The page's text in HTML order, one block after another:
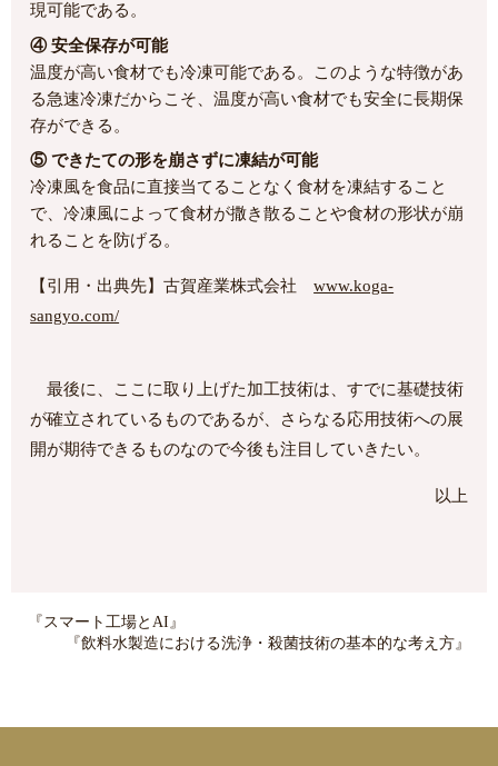
現可能である。
④ 安全保存が可能
温度が高い食材でも冷凍可能である。このような特徴があ
る急速冷凍だからこそ、温度が高い食材でも安全に長期保
存ができる。
⑤ できたての形を崩さずに凍結が可能
冷凍風を食品に直接当てることなく食材を凍結すること
で、冷凍風によって食材が撒き散ることや食材の形状が崩
れることを防げる。
【引用・出典先】古賀産業株式会社www.koga-
sangyo.com/
最後に、ここに取り上げた加工技術は、すでに基礎技術
が確立されているものであるが、さらなる応用技術への展
開が期待できるものなので今後も注目していきたい。
以上
『スマート工場とAI』
『飲料水製造における洗浄・殺菌技術の基本的な考え方』